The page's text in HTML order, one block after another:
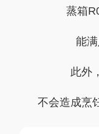
蒸箱
能
此外
不会造成烹